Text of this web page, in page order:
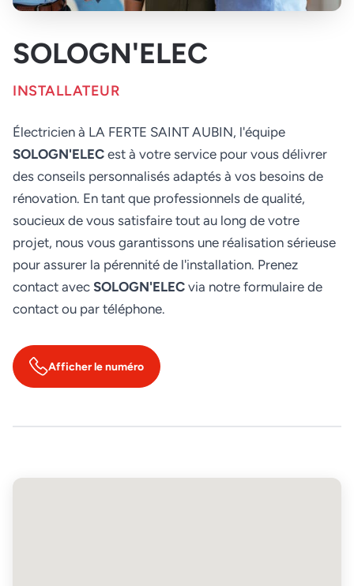
SOLOGN'ELEC
INSTALLATEUR
Électricien à LA FERTE SAINT AUBIN, l'équipe
SOLOGN'ELEC est à votre service pour vous délivrer
des conseils personnalisés adaptés à vos besoins de
rénovation. En tant que professionnels de qualité,
soucieux de vous satisfaire tout au long de votre
projet, nous vous garantissons une réalisation sérieuse
pour assurer la pérennité de l'installation. Prenez
contact avec SOLOGN'ELEC via notre formulaire de
contact ou par téléphone.
Afficher le numéro